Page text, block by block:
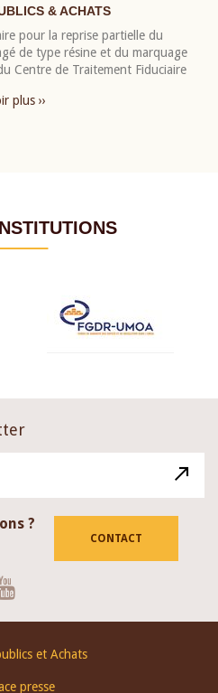
& ACHATS
pour la reprise partielle du
de type résine et du marquage
Centre de Traitement Fiduciaire
plus ››
?
CONTACT
et Achats
presse